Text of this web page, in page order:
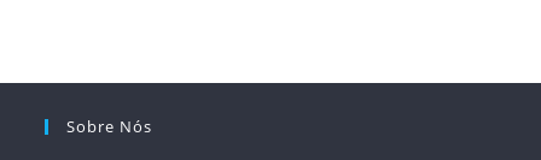
Sobre Nós